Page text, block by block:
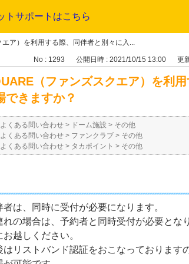
ア）を利用する際、同伴者と別々に入...
No : 1293 公開日時 : 2021/10/15 13:00 更
（ファンズスクエア）を利
できますか？
よくある問い合わせ > ドーム施設 > その他
よくある問い合わせ > ファンクラブ > その他
よくある問い合わせ > タカポイント > その他
は、同時に受付が必要になります。
れの場合は、予約者と同時受付が必要とな
越しください。
はリストバンド認証をおこなっております